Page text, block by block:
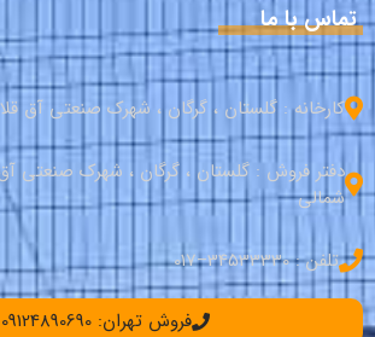
تماس با ما
کارخانه : گلستان ، گرگان ، شهرک صنعتی آق قلا
شمالی
تلفن : 34533330–017
فروش تهران: 09124890690